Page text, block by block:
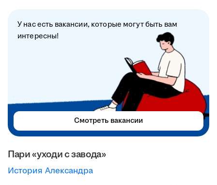
Пари «уходи с завода»
История Александра
У нас есть вакансии, которые могут быть вам
интересны!
Смотреть вакансии